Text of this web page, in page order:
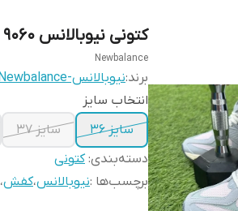
کتونی نیوبالانس 9060 سایز ۳۶ تا ۳۹ Newbalance 9060
Newbalance
برند:نیوبالانس-Newbalance
انتخاب سایز
سایز ۳۶
سایز ۳۷
دسته‌بندی:کتونی
برچسب‌ها :نیوبالانس،کفش،